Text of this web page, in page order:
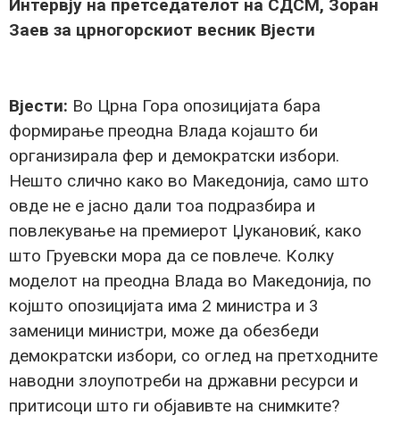
Интервју на претседателот на СДСМ, Зоран
Заев за црногорскиот весник Вјести
Вјести: Во Црна Гора опозицијата бара
формирање преодна Влада којашто би
организирала фер и демократски избори.
Нешто слично како во Македонија, само што
овде не е јасно дали тоа подразбира и
повлекување на премиерот Џукановиќ, како
што Груевски мора да се повлече. Колку
моделот на преодна Влада во Македонија, по
којшто опозицијата има 2 министра и 3
заменици министри, може да обезбеди
демократски избори, со оглед на претходните
наводни злоупотреби на државни ресурси и
притисоци што ги објавивте на снимките?